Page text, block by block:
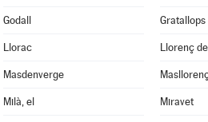
Godall Gratallops
Llorac Llorenç
Masdenverge
Milà, el Miravet